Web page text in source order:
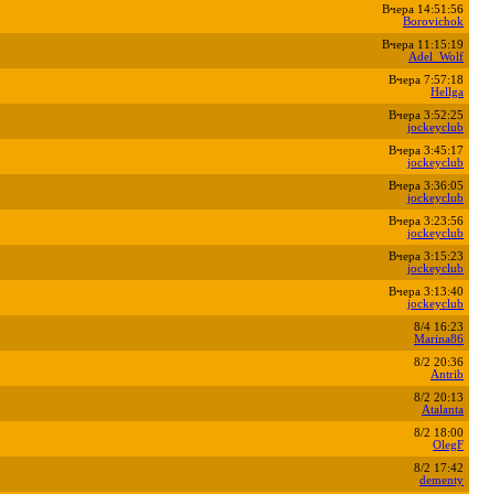
Вчера 14:51:56
Borovichok
Вчера 11:15:19
Adel_Wolf
Вчера 7:57:18
Hellga
Вчера 3:52:25
jockeyclub
Вчера 3:45:17
jockeyclub
Вчера 3:36:05
jockeyclub
Вчера 3:23:56
jockeyclub
Вчера 3:15:23
jockeyclub
Вчера 3:13:40
jockeyclub
8/4 16:23
Marina86
8/2 20:36
Antrib
8/2 20:13
Atalanta
8/2 18:00
OlegF
8/2 17:42
dementy